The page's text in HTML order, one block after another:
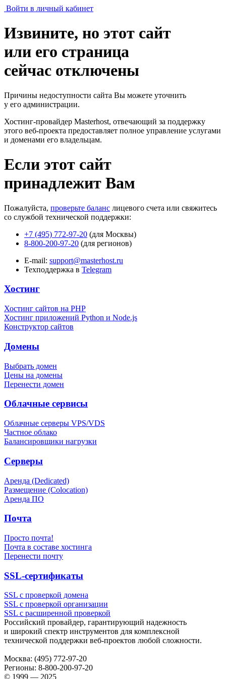
Войти в личный кабинет
Извините, но этот сайт
или его страница
сейчас отключены
Причины недоступности сайта Вы можете уточнить
у его администрации.
Хостинг-провайдер Masterhost, отвечающий за поддержку
этого веб-проекта предоставляет полное управление услугами
и доменами его владельцам.
Если этот сайт
принадлежит Вам
Пожалуйста, проверьте баланс лицевого счета или свяжитесь
со службой технической поддержки:
+7 (495) 772-97-20 (для Москвы)
8-800-200-97-20 (для регионов)
E-mail: support@masterhost.ru
Техподдержка в Telegram
Хостинг
Хостинг сайтов на PHP
Хостинг приложений Python и Node.js
Конструктор сайтов
Домены
Выбрать домен
Цены на домены
Перенести домен
Облачные сервисы
Облачные серверы VPS/VDS
Частное облако
Балансировщики нагрузки
Серверы
Аренда (Dedicated)
Размещение (Colocation)
Аренда ПО
Почта
Просто почта!
Почта в составе хостинга
Перенести почту
SSL-сертификаты
SSL с проверкой домена
SSL с проверкой организации
SSL с расширенной проверкой
Российский провайдер, гарантирующий надежность
и широкий спектр инструментов для комплексной
технической поддержки веб-проектов любой сложности.
Москва: (495) 772-97-20
Регионы: 8-800-200-97-20
© 1999 — 2025